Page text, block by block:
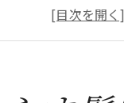
調和がもたらす髪
の自然素材を使
みを生かした髪質